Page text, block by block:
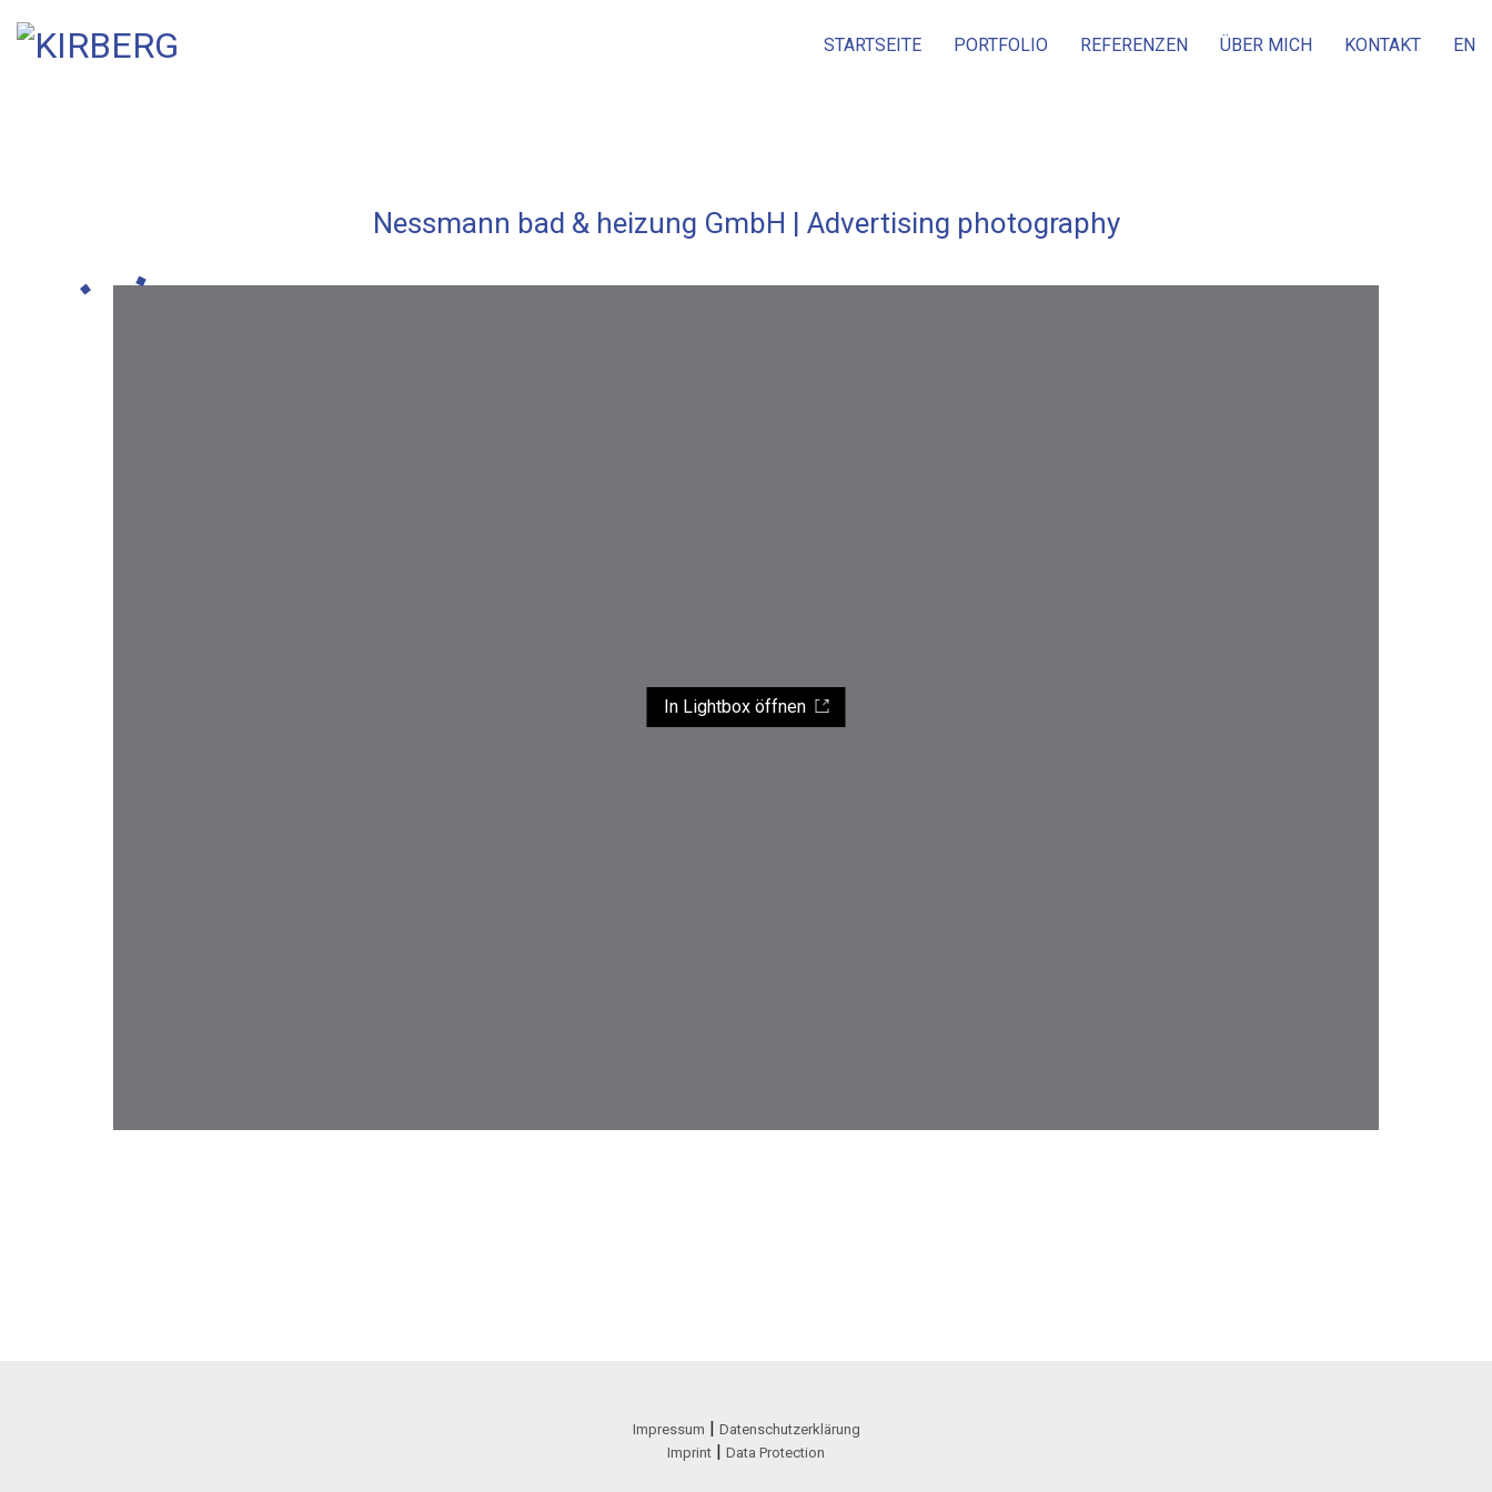
STARTSEITE PORTFOLIO REFERENZEN ÜBER MICH KONTAKT EN
Nessmann bad & heizung GmbH | Advertising photography
In Lightbox öffnen
Impressum | Datenschutzerklärung
Imprint | Data Protection